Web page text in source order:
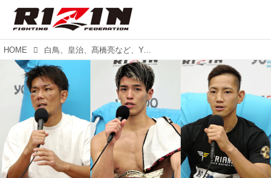
HOME 白鳥、皇治、髙橋亮など、Yogibo presents RIZIN.29 試合後インタビュー vol.1